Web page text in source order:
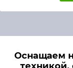
Оснащаем